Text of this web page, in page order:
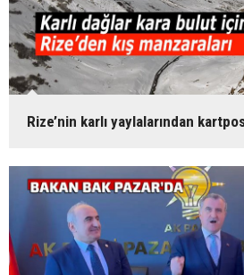
Rize’nin karlı yaylalarından